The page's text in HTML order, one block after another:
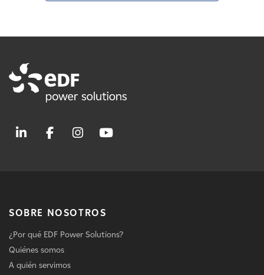
SOBRE NOSOTROS
¿Por qué EDF Power Solutions?
Quiénes somos
A quién servimos